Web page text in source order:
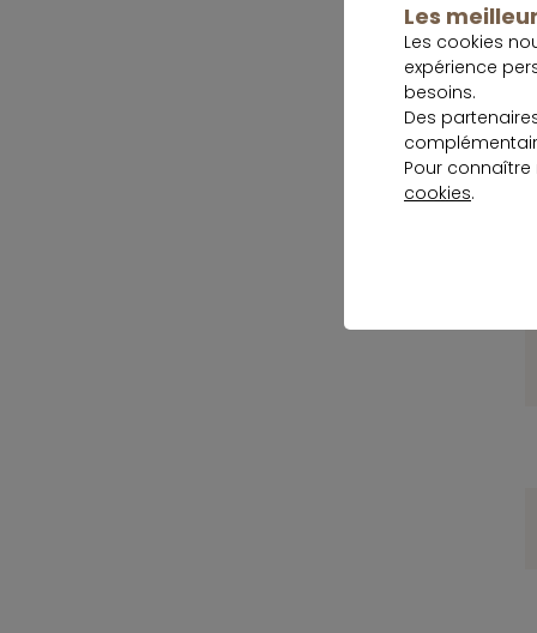
Les
Les cookies
expérience
besoins.
Des
Pour
cookies.